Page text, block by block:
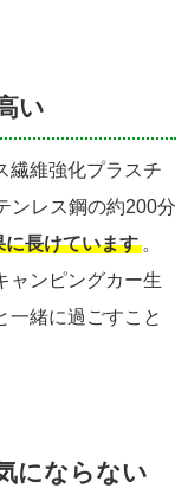
い
繊維強化プラスチ
ンレス鋼の約200分
長けています 。
ャンピングカー生
一緒に過ごすこと
にならない